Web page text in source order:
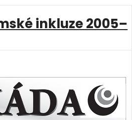
inkluze 2005–